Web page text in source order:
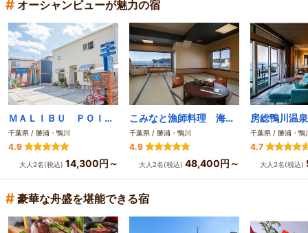
# オーシャンビューが魅力の宿
ＭＡＬＩＢＵ ＰＯＩＮＴ
千葉県 / 勝浦・鴨川
4.9
大人2名(税込) 14,300円～
こみなと漁師料理 海の庭
千葉県 / 勝浦・鴨川
4.9
大人2名(税込) 48,400円～
千葉県 / 勝浦・鴨
4.7
大人2名(税込)
# 豪華な舟盛を堪能できる宿